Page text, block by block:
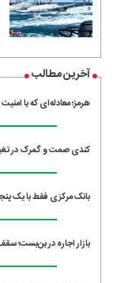
آخرین مطالب
هرمز؛ معادله‌ای که با
کندی صمت و گمرک در
بانک مرکزی فقط با یک‌
بازار اجاره در بن‌بست؛